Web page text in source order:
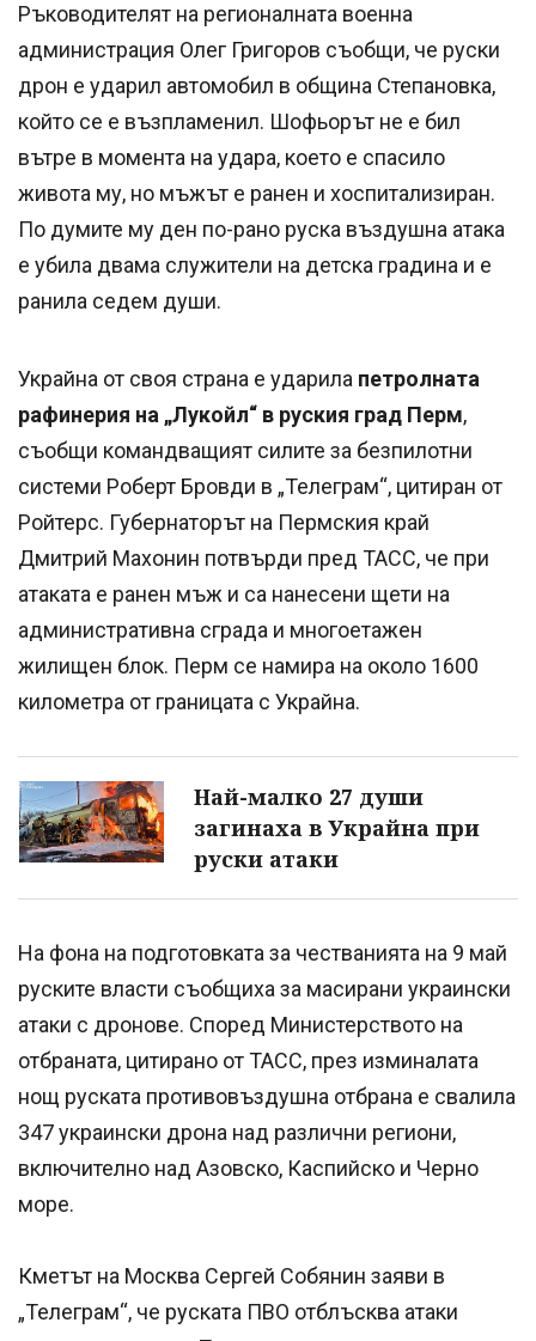
Ръководителят на регионалната военна
администрация Олег Григоров съобщи, че руски
дрон е ударил автомобил в община Степановка,
който се е възпламенил. Шофьорът не е бил
вътре в момента на удара, което е спасило
живота му, но мъжът е ранен и хоспитализиран.
По думите му ден по-рано руска въздушна атака
е убила двама служители на детска градина и е
ранила седем души.
Украйна от своя страна е ударила петролната
рафинерия на „Лукойл“ в руския град Перм,
съобщи командващият силите за безпилотни
системи Роберт Бровди в „Телеграм“, цитиран от
Ройтерс. Губернаторът на Пермския край
Дмитрий Махонин потвърди пред ТАСС, че при
атаката е ранен мъж и са нанесени щети на
административна сграда и многоетажен
жилищен блок. Перм се намира на около 1600
километра от границата с Украйна.
Най-малко 27 души
загинаха в Украйна при
руски атаки
На фона на подготовката за честванията на 9 май
руските власти съобщиха за масирани украински
атаки с дронове. Според Министерството на
отбраната, цитирано от ТАСС, през изминалата
нощ руската противовъздушна отбрана е свалила
347 украински дрона над различни региони,
включително над Азовско, Каспийско и Черно
море.
Кметът на Москва Сергей Собянин заяви в
„Телеграм“, че руската ПВО отблъсква атаки